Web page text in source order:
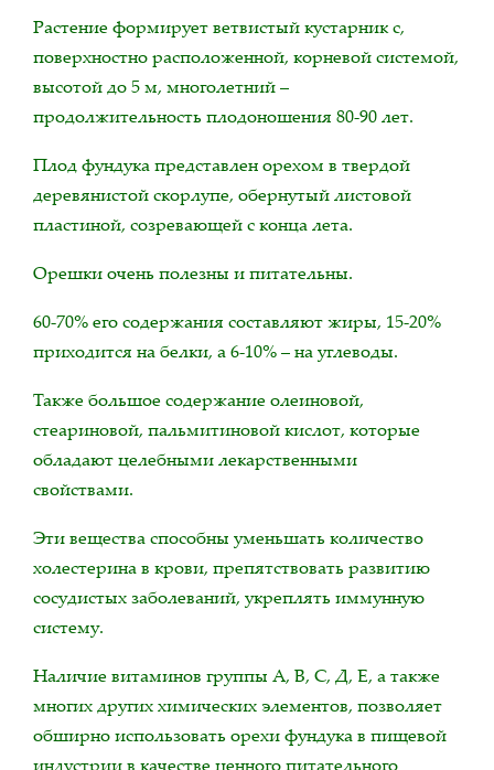
Растение формирует ветвистый кустарник с,
поверхностно расположенной, корневой системой,
высотой до 5 м, многолетний –
продолжительность плодоношения 80-90 лет.
Плод фундука представлен орехом в твердой
деревянистой скорлупе, обернутый листовой
пластиной, созревающей с конца лета.
Орешки очень полезны и питательны.
60-70% его содержания составляют жиры, 15-20%
приходится на белки, а 6-10% – на углеводы.
Также большое содержание олеиновой,
стеариновой, пальмитиновой кислот, которые
обладают целебными лекарственными
свойствами.
Эти вещества способны уменьшать количество
холестерина в крови, препятствовать развитию
сосудистых заболеваний, укреплять иммунную
систему.
Наличие витаминов группы А, В, С, Д, Е, а также
многих других химических элементов, позволяет
обширно использовать орехи фундука в пищевой
индустрии в качестве ценного питательного